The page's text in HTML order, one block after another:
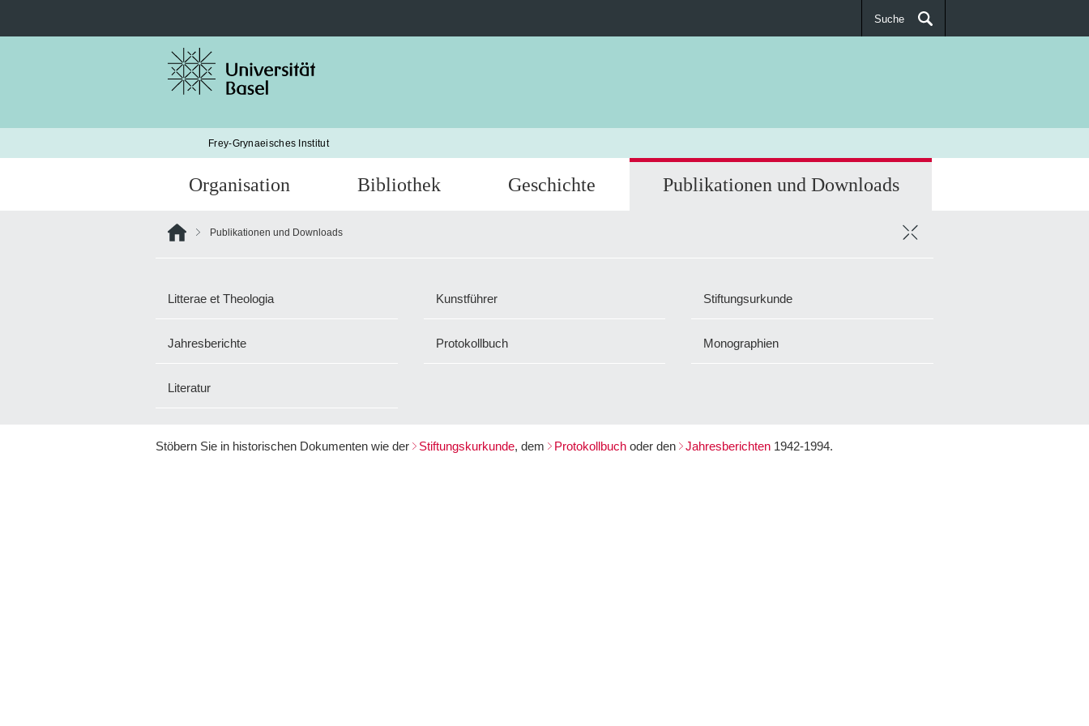
Suche
nach:
Frey-Grynaeisches Institut
Organisation Bibliothek Geschichte Publikationen und Downloads
Publikationen und Downloads
Litterae et Theologia Kunstführer Stiftungsurkunde
Jahresberichte Protokollbuch Monographien
Literatur
Stöbern Sie in historischen Dokumenten wie der Stiftungskurkunde, dem Protokollbuch oder den Jahresberichten 1942-1994.